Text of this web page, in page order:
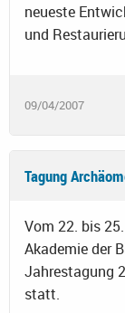
neueste
und
09/04/2007
Tagung
Vom 22. bis
Akademie der
Jahrestagung
statt.